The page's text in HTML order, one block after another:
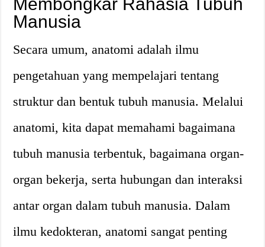
Manusia
Secara umum, anatomi adalah ilmu
pengetahuan yang mempelajari tentang
struktur dan bentuk tubuh manusia. Melalui
anatomi, kita dapat memahami bagaimana
tubuh manusia terbentuk, bagaimana organ-
organ bekerja, serta hubungan dan interaksi
antar organ dalam tubuh manusia. Dalam
ilmu kedokteran, anatomi sangat penting